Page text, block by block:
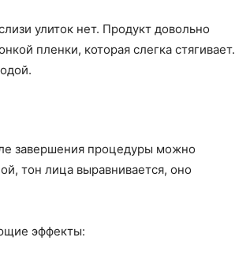
улиток нет. Продукт довольно
пленки, которая слегка стягивает.
завершения процедуры можно
тон лица выравнивается, оно
эффекты: